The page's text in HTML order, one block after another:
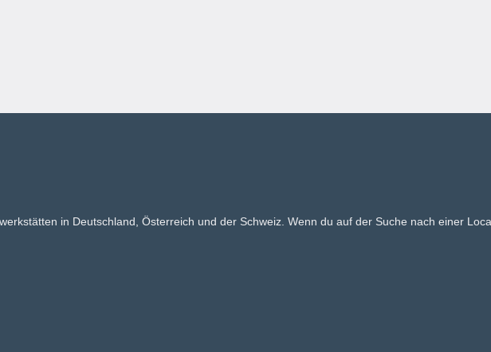
in Deutschland, Österreich und der Schweiz. Wenn du auf der Suche nach einer